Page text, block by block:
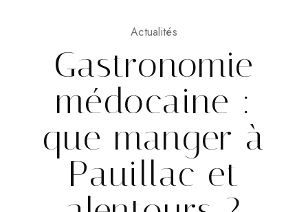
Actualités
Gastronomie
médocaine :
que manger à
Pauillac et